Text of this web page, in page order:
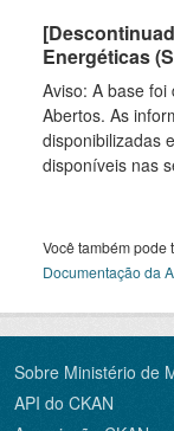
Energéticas
Aviso: A base
Abertos. As
disponibilizadas
disponíveis nas
Você também pode
Documentação da
Sobre Ministério de
API do CKAN